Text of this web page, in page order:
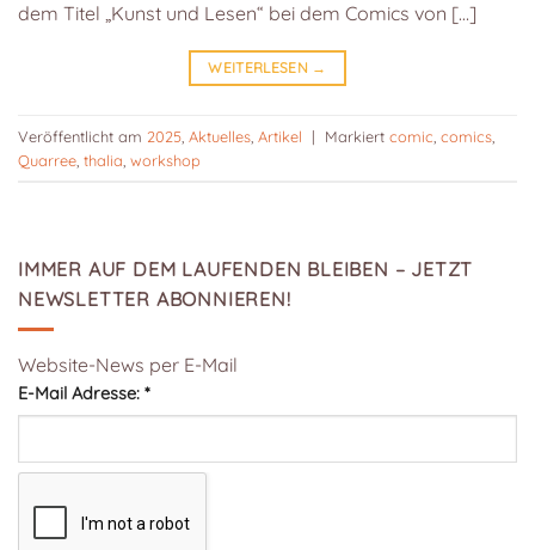
dem Titel „Kunst und Lesen“ bei dem Comics von […]
WEITERLESEN →
Veröffentlicht am 2025 Aktuelles Artikel | Markiert comic comics
Quarree thalia workshop
IMMER AUF DEM LAUFENDEN BLEIBEN – JETZT
NEWSLETTER ABONNIEREN!
Website-News per E-Mail
E-Mail Adresse: *